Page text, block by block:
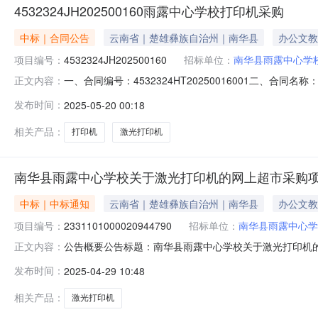
4532324JH202500160雨露中心学校打印机采购
中标｜合同公告 云南省｜楚雄彝族自治州｜南华县
办公文教
项目编号： 4532324JH202500160 招标单位： 南华县雨露中心学
正文内容： 一、合同编号：4532324HT20250016001二、合同名称
斗山社区居民委员会华强路城市停车场三楼联系方式：
发布时间： 2025-05-20 00:18
相关产品：
打印机 激光打印机
南华县雨露中心学校关于激光打印机的网上超市采购
中标｜中标通知 云南省｜楚雄彝族自治州｜南华县
办公文教
项目编号： 2331101000020944790 招标单位： 南华县雨露中心
正文内容： 公告概要公告标题：南华县雨露中心学校关于激光打印
购项目项目编号：2331101000020944790项目联系人
发布时间： 2025-04-29 10:48
相关产品：
激光打印机